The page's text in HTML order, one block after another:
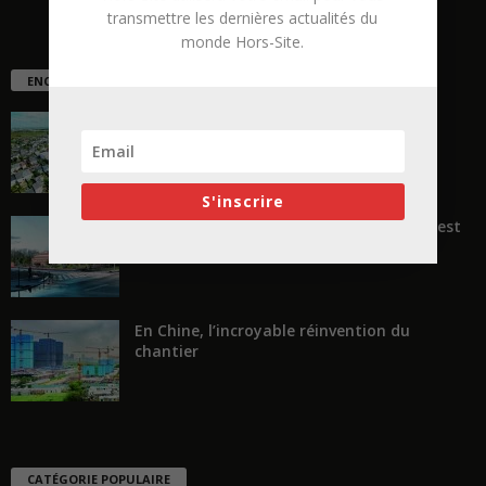
ENCORE PLUS D'ARTICLES
« Transformer plutôt que démolir, ce n’est
En Chine, l’incroyable réinvention du
chantier
CATÉGORIE POPULAIRE
transmettre les dernières actualités du
monde Hors-Site.
S'inscrire